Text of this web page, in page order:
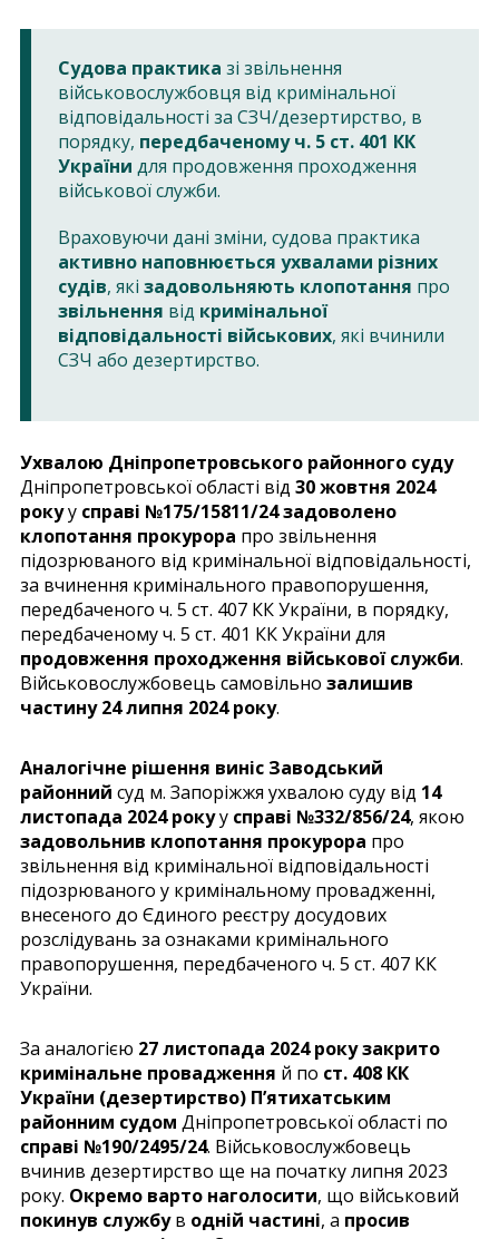
Судова практика зі звільнення
військовослужбовця від кримінальної
відповідальності за СЗЧ/дезертирство, в
порядку, передбаченому ч. 5 ст. 401 КК
України для продовження проходження
військової служби.
Враховуючи дані зміни, судова практика
активно наповнюється ухвалами різних
судів, які задовольняють клопотання про
звільнення від кримінальної
відповідальності військових, які вчинили
СЗЧ або дезертирство.
Ухвалою Дніпропетровського районного суду
Дніпропетровської області від 30 жовтня 2024
рокуу справі №175/15811/24 задоволено
клопотання прокурора про звільнення
підозрюваного від кримінальної відповідальності,
за вчинення кримінального правопорушення,
передбаченого ч. 5 ст. 407 КК України, в порядку,
передбаченому ч. 5 ст. 401 КК України для
продовження проходження військової служби.
Військовослужбовець самовільно залишив
частину 24 липня 2024 року.
Аналогічне рішення виніс Заводський
районний суд м. Запоріжжя ухвалою суду від 14
листопада 2024 рокуу справі №332/856/24, якою
задовольнив клопотання прокурора про
звільнення від кримінальної відповідальності
підозрюваного у кримінальному провадженні,
внесеного до Єдиного реєстру досудових
розслідувань за ознаками кримінального
правопорушення, передбаченого ч. 5 ст. 407 КК
України.
За аналогією 27 листопада 2024 року закрито
кримінальне провадження й по ст. 408 КК
України (дезертирство) П’ятихатським
районним судом Дніпропетровської області по
справі №190/2495/24. Військовослужбовець
вчинив дезертирство ще на початку липня 2023
року. Окремо варто наголосити, що військовий
покинув службув одній частині, а просив